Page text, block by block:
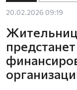
20.02.2026 09:19